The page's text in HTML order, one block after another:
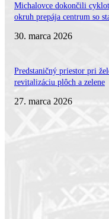
Michalovce dokončili
okruh prepája centrum so
30. marca 2026
Predstaničný priestor pri
revitalizáciu plôch a zelene
27. marca 2026